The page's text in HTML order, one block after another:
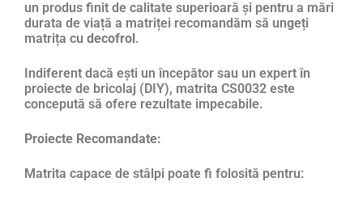
un produs finit de calitate superioară și pentru a mări
durata de viață a matriței recomandăm să ungeți
matrița cu decofrol.
Indiferent dacă ești un începător sau un expert în
proiecte de bricolaj (DIY), matrita CS0032 este
concepută să ofere rezultate impecabile.
Proiecte Recomandate:
Matrita capace de stâlpi poate fi folosită pentru: